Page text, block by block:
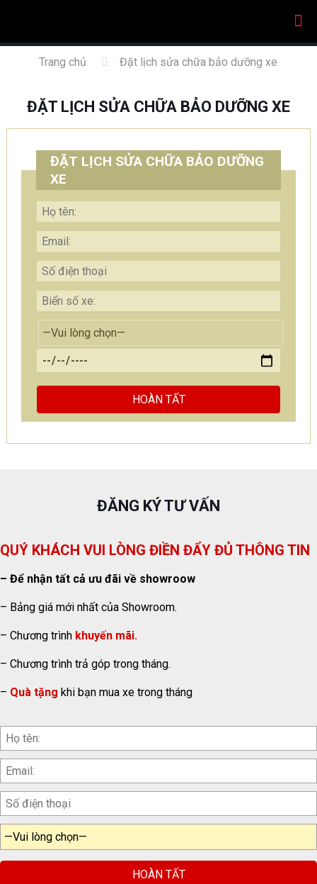
Trang chủ Đặt lịch sửa chữa bảo dưỡng xe
ĐẶT LỊCH SỬA CHỮA BẢO DƯỠNG XE
ĐẶT LỊCH SỬA CHỮA BẢO DƯỠNG
XE
ĐĂNG KÝ TƯ VẤN
QUÝ KHÁCH VUI LÒNG ĐIỀN ĐẨY ĐỦ THÔNG TIN
– Để nhận tất cả ưu đãi về showroow
– Bảng giá mới nhất của Showroom.
– Chương trình khuyến mãi.
– Chương trình trả góp trong tháng.
– Quà tặng khi bạn mua xe trong tháng